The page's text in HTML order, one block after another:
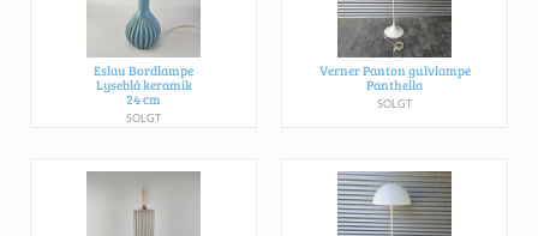
Eslau Bordlampe
Lyseblå keramik
24 cm
SOLGT
Verner Panton gulvlampe
Panthella
SOLGT